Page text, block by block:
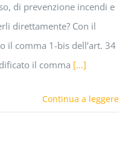
di prevenzione incendi e
direttamente? Con il
il comma 1-bis dell’art. 34
il comma [...]
Continua a leggere